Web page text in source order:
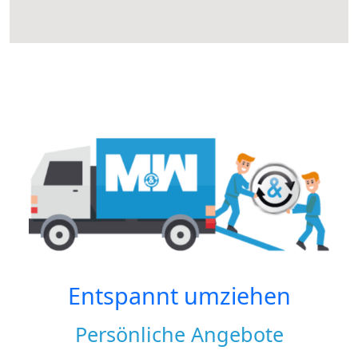
Entspannt umziehen
Persönliche Angebote